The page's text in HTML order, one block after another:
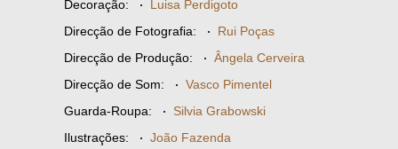
Decoração: · Luisa Perdigoto
Direcção de Fotografia: · Rui Poças
Direcção de Produção: · Ângela Cerveira
Direcção de Som: · Vasco Pimentel
Guarda-Roupa: · Silvia Grabowski
Ilustrações: · João Fazenda